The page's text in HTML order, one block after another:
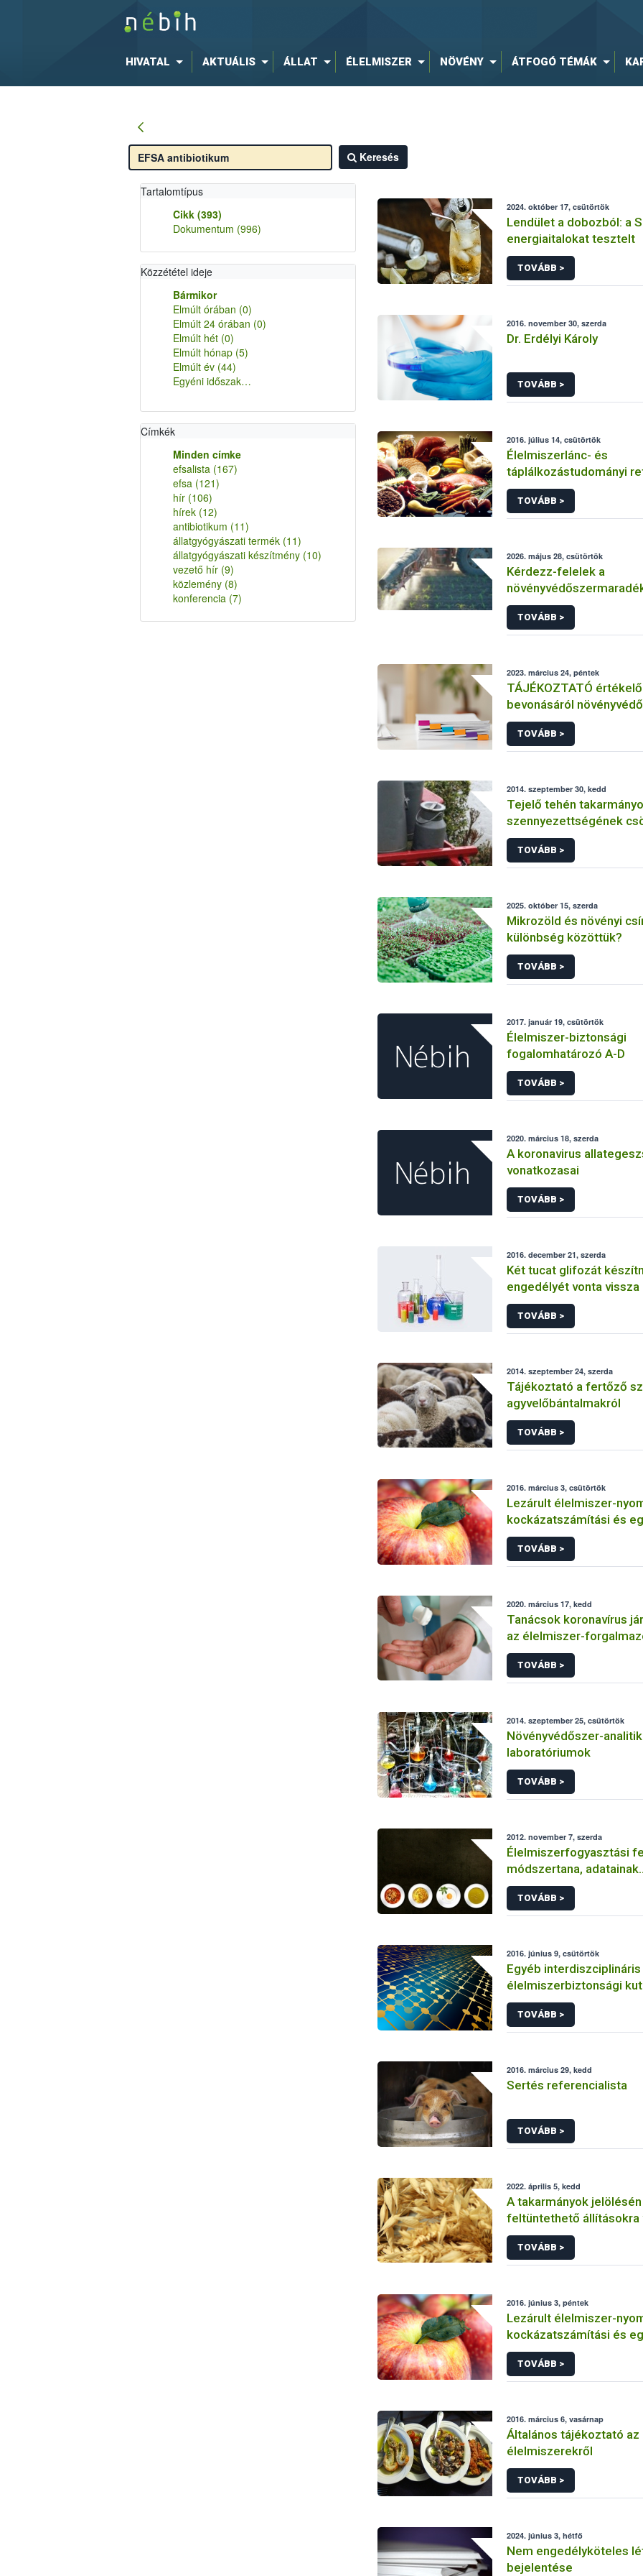
HIVATAL AKTUÁLIS ÁLLAT ÉLELMISZER NÖVÉNY ÁTFOGÓ TÉMÁK
Keresés
Tartalomtípus
Cikk (393)
Dokumentum (996)
Közzététel ideje
Bármikor
Elmúlt órában (0)
Elmúlt 24 órában (0)
Elmúlt hét (0)
Elmúlt hónap (5)
Elmúlt év (44)
Egyéni időszak…
Címkék
Minden címke
efsalista (167)
efsa (121)
hír (106)
hírek (12)
antibiotikum (11)
állatgyógyászati termék (11)
állatgyógyászati készítmény (10)
vezető hír (9)
közlemény (8)
konferencia (7)
2024. október 17, csütörtök
Lendület a dobozból: a
energiaitalokat tesztelt
TOVÁBB >
2016. november 30, szerda
Dr. Erdélyi Károly
TOVÁBB >
2016. július 14, csütörtök
Élelmiszerlánc- és
táplálkozástudományi
TOVÁBB >
2026. május 28, csütörtök
Kérdezz-felelek a
egészségügyi
TOVÁBB >
2023. március 24, péntek
TÁJÉKOZTATÓ
bevonásáról
hatóanyag és
engedélyezésére,
engedély
TOVÁBB >
2014. szeptember 30, kedd
Tejelő tehén
szennyezettségének
lehetőségei
TOVÁBB >
2025. október 15, szerda
Mikrozöld és növényi
különbség közöttük?
TOVÁBB >
2017. január 19, csütörtök
Élelmiszer-biztonsági
fogalomhatározó A-D
TOVÁBB >
2020. március 18, szerda
A koronavirus
vonatkozasai
TOVÁBB >
2016. december 21, szerda
Két tucat glifozát
engedélyét vonta vissza
TOVÁBB >
2014. szeptember 24, szerda
Tájékoztató a fertőző
agyvelőbántalmakról
TOVÁBB >
2016. március 3, csütörtök
Lezárult élelmiszer-
kockázatszámítási és
kutatások
TOVÁBB >
2020. március 17, kedd
Tanácsok koronavírus
az élelmiszer-
létesítmények
TOVÁBB >
2014. szeptember 25, csütörtök
Növényvédőszer-
laboratóriumok
TOVÁBB >
2012. november 7, szerda
Élelmiszerfogyasztási
módszertana, adatainak
megbízhatósága
TOVÁBB >
2016. június 9, csütörtök
Egyéb interdiszciplináris
élelmiszerbiztonsági
(hálózatkutatás,
járványtan)
TOVÁBB >
2016. március 29, kedd
Sertés referencialista
TOVÁBB >
2022. április 5, kedd
A takarmányok jelölésén
feltüntethető állításokra
előírások
TOVÁBB >
2016. június 3, péntek
Lezárult élelmiszer-
kockázatszámítási és
kutatások
TOVÁBB >
2016. március 6, vasárnap
Általános tájékoztató az
élelmiszerekről
TOVÁBB >
2024. június 3, hétfő
Nem engedélyköteles
bejelentése